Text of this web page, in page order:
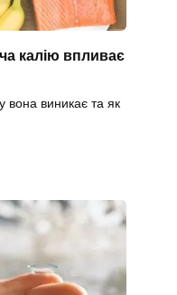
калію впливає
вона виникає та як